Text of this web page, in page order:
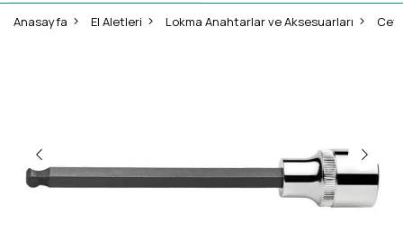
Anasayfa El Aletleri Lokma Anahtarlar ve Aksesuarları